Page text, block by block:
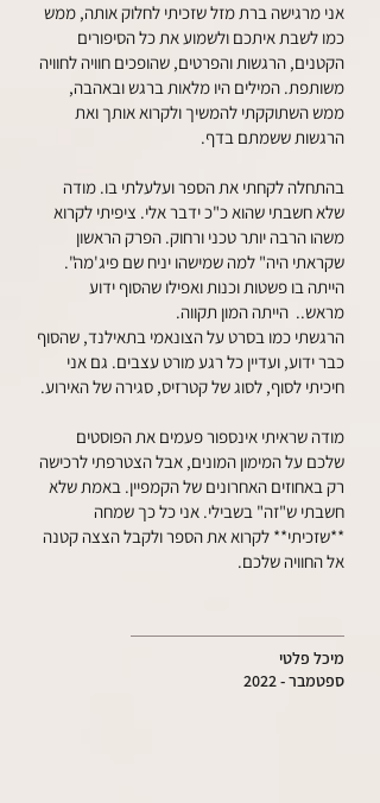
אני מרגישה ברת מזל שזכיתי לחלוק אותה, ממש
כמו לשבת איתכם ולשמוע את כל הסיפורים
הקטנים, הרגשות והפרטים, שהופכים חוויה לחוויה
משותפת. המילים היו מלאות ברגש ובאהבה,
ממש השתוקקתי להמשיך ולקרוא אותך ואת
הרגשות ששמתם בדף.
בהתחלה לקחתי את הספר ועלעלתי בו. מודה
שלא חשבתי שהוא כ"כ ידבר אלי. ציפיתי לקרוא
משהו הרבה יותר טכני ורחוק. הפרק הראשון
שקראתי היה" למה שמישהו יניח שם פיג'מה".
הייתה בו פשטות וכנות ואפילו שהסוף ידוע
מראש.. הייתה המון תקווה.
הרגשתי כמו בסרט על הצונאמי בתאילנד, שהסוף
כבר ידוע, ועדיין כל רגע מורט עצבים. גם אני
חיכיתי לסוף, לסוג של קטרזיס, סגירה של האירוע.
מודה שראיתי אינספור פעמים את הפוסטים
שלכם על המימון המונים, אבל הצטרפתי לרכישה
רק באחוזים האחרונים של הקמפיין. באמת שלא
חשבתי ש"זה" בשבילי. אני כל כך שמחה
**שזכיתי** לקרוא את הספר ולקבל הצצה קטנה
אל החוויה שלכם.
מיכל פלטי
ספטמבר - 2022